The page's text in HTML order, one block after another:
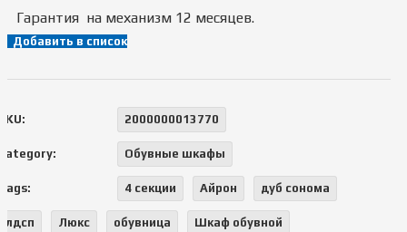
Гарантия на механизм 12 месяцев.
Добавить в список
2000000013770
Обувные шкафы
4 секции Айрон дуб сонома
лдсп Люкс обувница Шкаф обувной